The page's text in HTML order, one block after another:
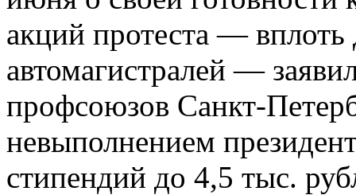
акций протеста — вплоть
автомагистралей —
профсоюзов Санкт-
невыполнением
стипендий до 4,5 тыс.